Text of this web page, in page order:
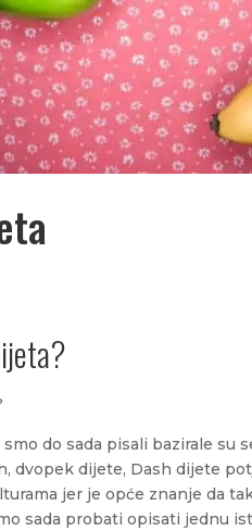
do sada pisali bazirale su
dvopek dijete, Dash dijete
jer je opće znanje da
sada probati opisati jednu